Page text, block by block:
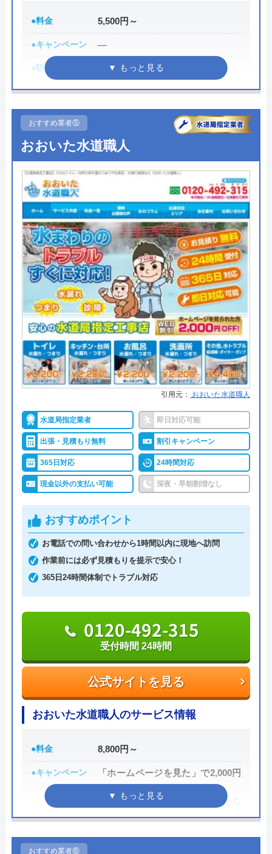
ちなみに、依頼せずとも見積もりにはお金はかから
ないので、相見積もりの際は必ず相談しておきたい
業者の一つです。
イースマイルの詳細ページはこちら
公式サイトを見る
0120-091-026
受付時間 24時間
イースマイルの基本情報
運営会社 株式会社イースマイル
代表者 島村禮孝
創業・設立 1992年6月1日創立
所在地
〒542-0066
大阪府大阪市中央区瓦屋町3丁目7-3 イ
ースマイルビル
対応エリア 39都道府県
豊後大野市のトイレ詰まり・水漏れ修
イースマイルのクチコミ on
4.1（ 198件のクチコミ）
※クチコミの内容について
イースマイルさんに依頼して大正解でした！
安心して任せられました。これでまた快適に
使えます。迅速な対応に心から感謝します！
Googleクチコミを見る
●料金 5,500円～
●キャンペーン ―
●駆けつけ時間 最短30分
●受付時間 24時間
●定休日
●出張見積もり 出張見積もり無料
●支払い方法
現金、クレジットカード、銀行振
込
●累計実績 ―
●保証・保険 無料保証あり
詳細は公式HPでご確認ください
ミズラックがおすすめの理由
ミズラックは全国の水道トラブルに対応している水
道修理業者です。
全国各署の営業所の中から現場に一番近いスタッフ
が訪問するので、最短30分で駆け付けてくれます。
24時間連絡を受け付けているので、緊急のトラブル
でも安心してご依頼いただけます。
2,000円のWeb割引もあり、お得に作業を依頼でき
るので、忘れずに活用するようにしましょう。
公式サイトを見る
0120-998-798
受付時間 24時間
中山泰将
所在地
〒150-0002
東京都渋谷区渋谷2-14-5
対応エリア 日本全国
おすすめ業者⑤
おおいた水道職人
引用元： おおいた水道職人
水道局指定業者 即日対応可能
出張・見積もり無料 割引キャンペーン
365日対応 24時間対応
現金以外の支払い可能 深夜・早朝割増なし
おすすめポイント
お電話での問い合わせから1時間以内に現地へ訪問
作業前には必ず見積もりを提示で安心！
365日24時間体制でトラブル対応
公式サイトを見る
0120-492-315
受付時間 24時間
おおいた水道職人のサービス情報
●料金 8,800円～
●キャンペーン
「ホームページを見た」で2,000円
新規限定シルバー割 作業料金から
10%引き
●駆けつけ時間
おすすめ業者⑥